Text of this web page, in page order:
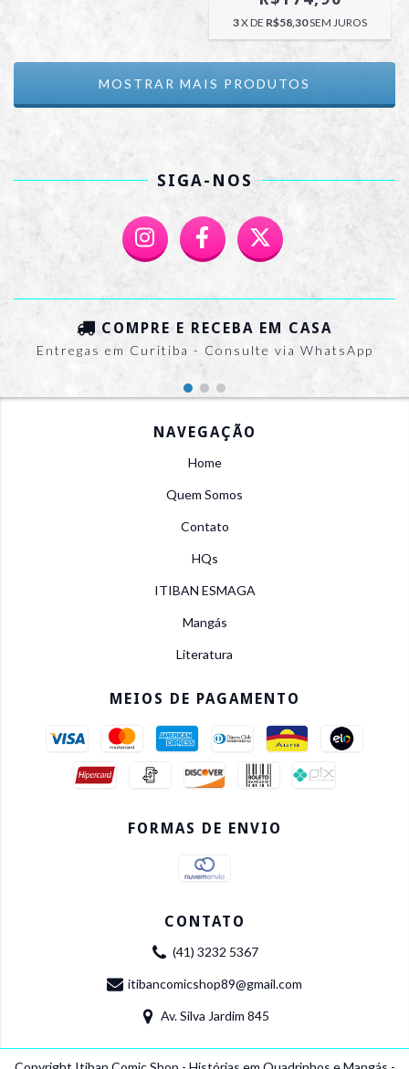
3X DE R$58,30SEM JUROS
MOSTRAR MAIS PRODUTOS
SIGA-NOS
COMPRE E RECEBA EM CASA
Entregas em Curitiba - Consulte via WhatsApp
NAVEGAÇÃO
Home
Quem Somos
Contato
HQs
ITIBAN ESMAGA
Mangás
Literatura
MEIOS DE PAGAMENTO
FORMAS DE ENVIO
CONTATO
(41) 3232 5367
itibancomicshop89@gmail.com
Av. Silva Jardim 845